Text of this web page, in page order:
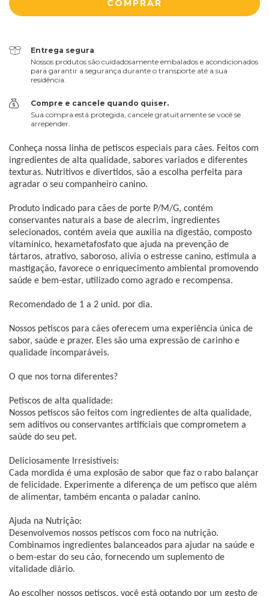
Entrega segura
Nossos produtos são cuidadosamente embalados e acondicionados
para garantir a segurança durante o transporte até a sua
residência.
Compre e cancele quando quiser.
Sua compra está protegida, cancele gratuitamente se você se
arrepender.
Conheça nossa linha de petiscos especiais para cães. Feitos com
ingredientes de alta qualidade, sabores variados e diferentes
texturas. Nutritivos e divertidos, são a escolha perfeita para
agradar o seu companheiro canino.
Produto indicado para cães de porte P/M/G, contém
conservantes naturais a base de alecrim, ingredientes
selecionados, contém aveia que auxilia na digestão, composto
vitamínico, hexametafosfato que ajuda na prevenção de
tártaros, atrativo, saboroso, alivia o estresse canino, estimula a
mastigação, favorece o enriquecimento ambiental promovendo
saúde e bem-estar, utilizado como agrado e recompensa.
Recomendado de 1 a 2 unid. por dia.
Nossos petiscos para cães oferecem uma experiência única de
sabor, saúde e prazer. Eles são uma expressão de carinho e
qualidade incomparáveis.
O que nos torna diferentes?
Petiscos de alta qualidade:
Nossos petiscos são feitos com ingredientes de alta qualidade,
sem aditivos ou conservantes artificiais que comprometem a
saúde do seu pet.
Deliciosamente Irresistíveis:
Cada mordida é uma explosão de sabor que faz o rabo balançar
de felicidade. Experimente a diferença de um petisco que além
de alimentar, também encanta o paladar canino.
Ajuda na Nutrição:
Desenvolvemos nossos petiscos com foco na nutrição.
Combinamos ingredientes balanceados para ajudar na saúde e
o bem-estar do seu cão, fornecendo um suplemento de
vitalidade diário.
Ao escolher nossos petiscos, você está optando por um gesto de